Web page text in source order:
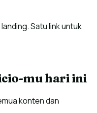
Satu link untuk
mu hari ini
konten dan